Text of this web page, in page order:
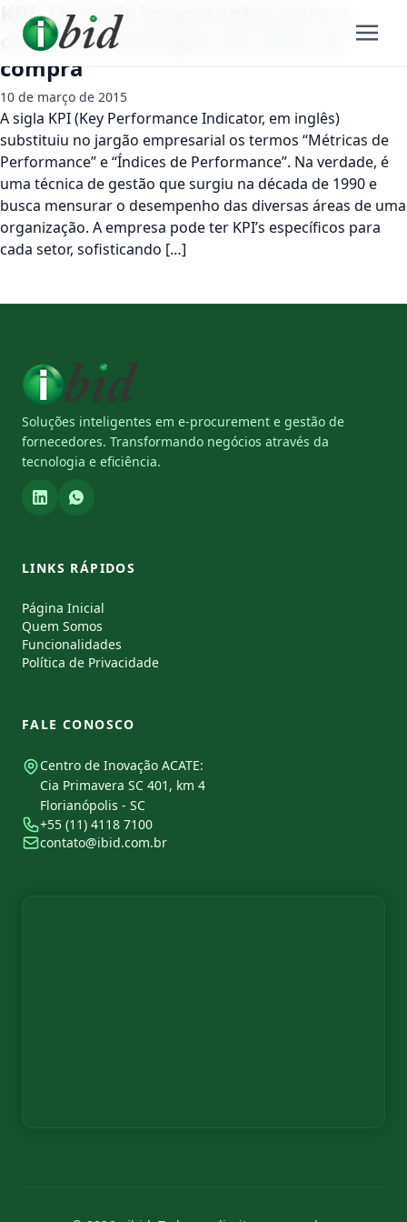
KPI. Os mais importantes para o
controle estratégico do setor de
compra
10 de março de 2015
A sigla KPI (Key Performance Indicator, em inglês)
substituiu no jargão empresarial os termos “Métricas de
Performance” e “Índices de Performance”. Na verdade, é
uma técnica de gestão que surgiu na década de 1990 e
busca mensurar o desempenho das diversas áreas de uma
organização. A empresa pode ter KPI’s específicos para
cada setor, sofisticando […]
Soluções inteligentes em e-procurement e gestão de
fornecedores. Transformando negócios através da
tecnologia e eficiência.
LINKS RÁPIDOS
Página Inicial
Quem Somos
Funcionalidades
Política de Privacidade
FALE CONOSCO
Centro de Inovação ACATE:
Cia Primavera SC 401, km 4
Florianópolis - SC
+55 (11) 4118 7100
contato@ibid.com.br